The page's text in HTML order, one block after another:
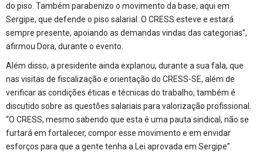
do piso. Também parabenizo o movimento da base, aqui em
Sergipe, que defende o piso salarial. O CRESS esteve e estará
sempre presente, apoiando as demandas vindas das categorias”,
afirmou Dora, durante o evento.
Além disso, a presidente ainda explanou, durante a sua fala, que
nas visitas de fiscalização e orientação do CRESS-SE, além de
verificar as condições éticas e técnicas do trabalho, também é
discutido sobre as questões salariais para valorização profissional.
“O CRESS, mesmo sabendo que esta é uma pauta sindical, não se
furtará em fortalecer, compor esse movimento e em envidar
esforços para que a gente tenha a Lei aprovada em Sergipe”.